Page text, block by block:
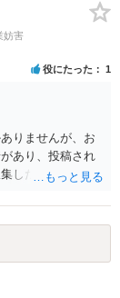
れることが多い
、開示請求者は
裏付けか必要な
的多いと思われ
妨害
役にたった 1
りませんが、お
あり、投稿され
した結果、この
わせ」になって
いても、相手方次
は情報が乏し
がってしまうの